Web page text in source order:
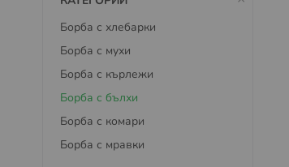
Борба с хлебарки
Борба с мухи
Борба с кърлежи
Борба с бълхи
Борба с комари
Борба с мравки